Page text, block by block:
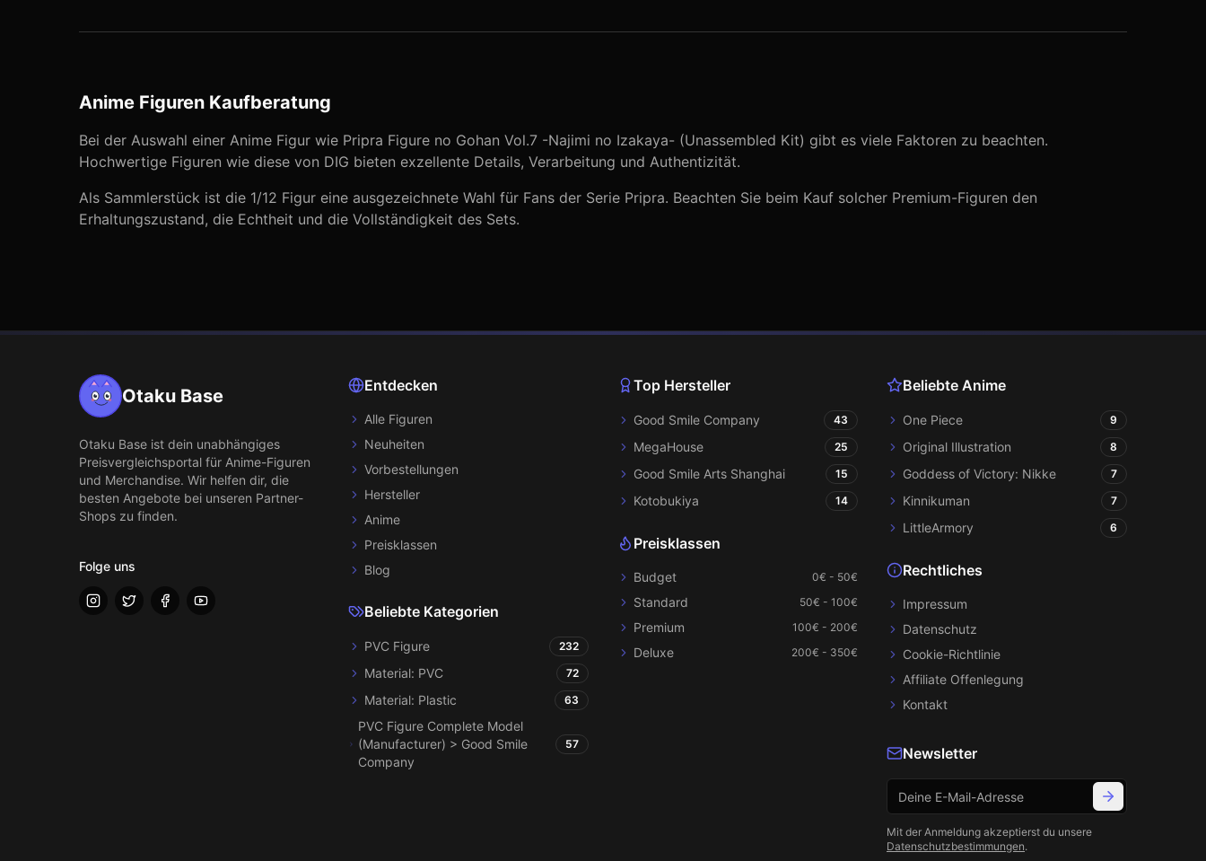
Anime Figuren Kaufberatung
Bei der Auswahl einer Anime Figur wie Pripra Figure no Gohan Vol.7 -Najimi no Izakaya- (Unassembled Kit) gibt es viele Faktoren zu beachten.
Hochwertige Figuren wie diese von DIG bieten exzellente Details, Verarbeitung und Authentizität.
Als Sammlerstück ist die 1/12 Figur eine ausgezeichnete Wahl für Fans der Serie Pripra. Beachten Sie beim Kauf solcher Premium-Figuren den
Erhaltungszustand, die Echtheit und die Vollständigkeit des Sets.
Otaku Base
Otaku Base ist dein unabhängiges
Preisvergleichsportal für Anime-Figuren
und Merchandise. Wir helfen dir, die
besten Angebote bei unseren Partner-
Shops zu finden.
Folge uns
Entdecken
Alle Figuren
Neuheiten
Vorbestellungen
Hersteller
Anime
Preisklassen
Blog
Beliebte Kategorien
PVC Figure 232
Material: PVC 72
Material: Plastic 63
PVC Figure Complete Model
(Manufacturer) > Good Smile
Company
57
Top Hersteller
Good Smile Company 43
MegaHouse 25
Good Smile Arts Shanghai 15
Kotobukiya 14
Preisklassen
Budget 0€ - 50€
Standard 50€ - 100€
Premium 100€ - 200€
Deluxe 200€ - 350€
Beliebte Anime
One Piece 9
Original Illustration 8
Goddess of Victory: Nikke 7
Kinnikuman 7
LittleArmory 6
Rechtliches
Impressum
Datenschutz
Cookie-Richtlinie
Affiliate Offenlegung
Kontakt
Newsletter
Mit der Anmeldung akzeptierst du unsere
Datenschutzbestimmungen.